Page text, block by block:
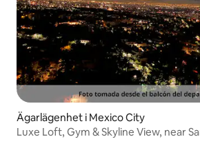
Ägarlägenhet i Mexico City
Luxe Loft, Gym & Skyline View, near